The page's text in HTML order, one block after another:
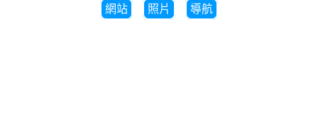
網站 照片 導航